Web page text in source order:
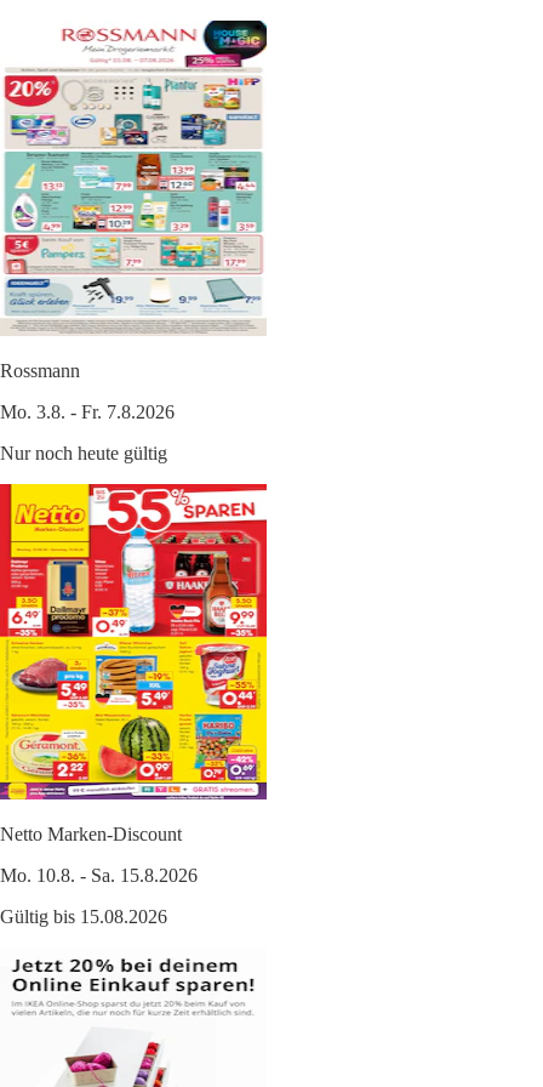
Rossmann
Mo. 3.8. - Fr. 7.8.2026
Nur noch heute gültig
Netto Marken-Discount
Mo. 10.8. - Sa. 15.8.2026
Gültig bis 15.08.2026